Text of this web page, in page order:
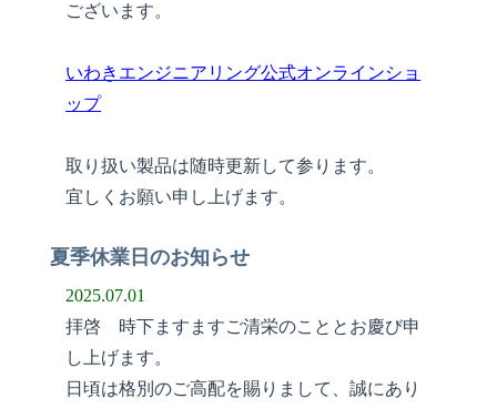
ございます。
いわきエンジニアリング公式オンラインショ
ップ
取り扱い製品は随時更新して参ります。
宜しくお願い申し上げます。
夏季休業日のお知らせ
2025.07.01
拝啓 時下ますますご清栄のこととお慶び申
し上げます。
日頃は格別のご高配を賜りまして、誠にあり